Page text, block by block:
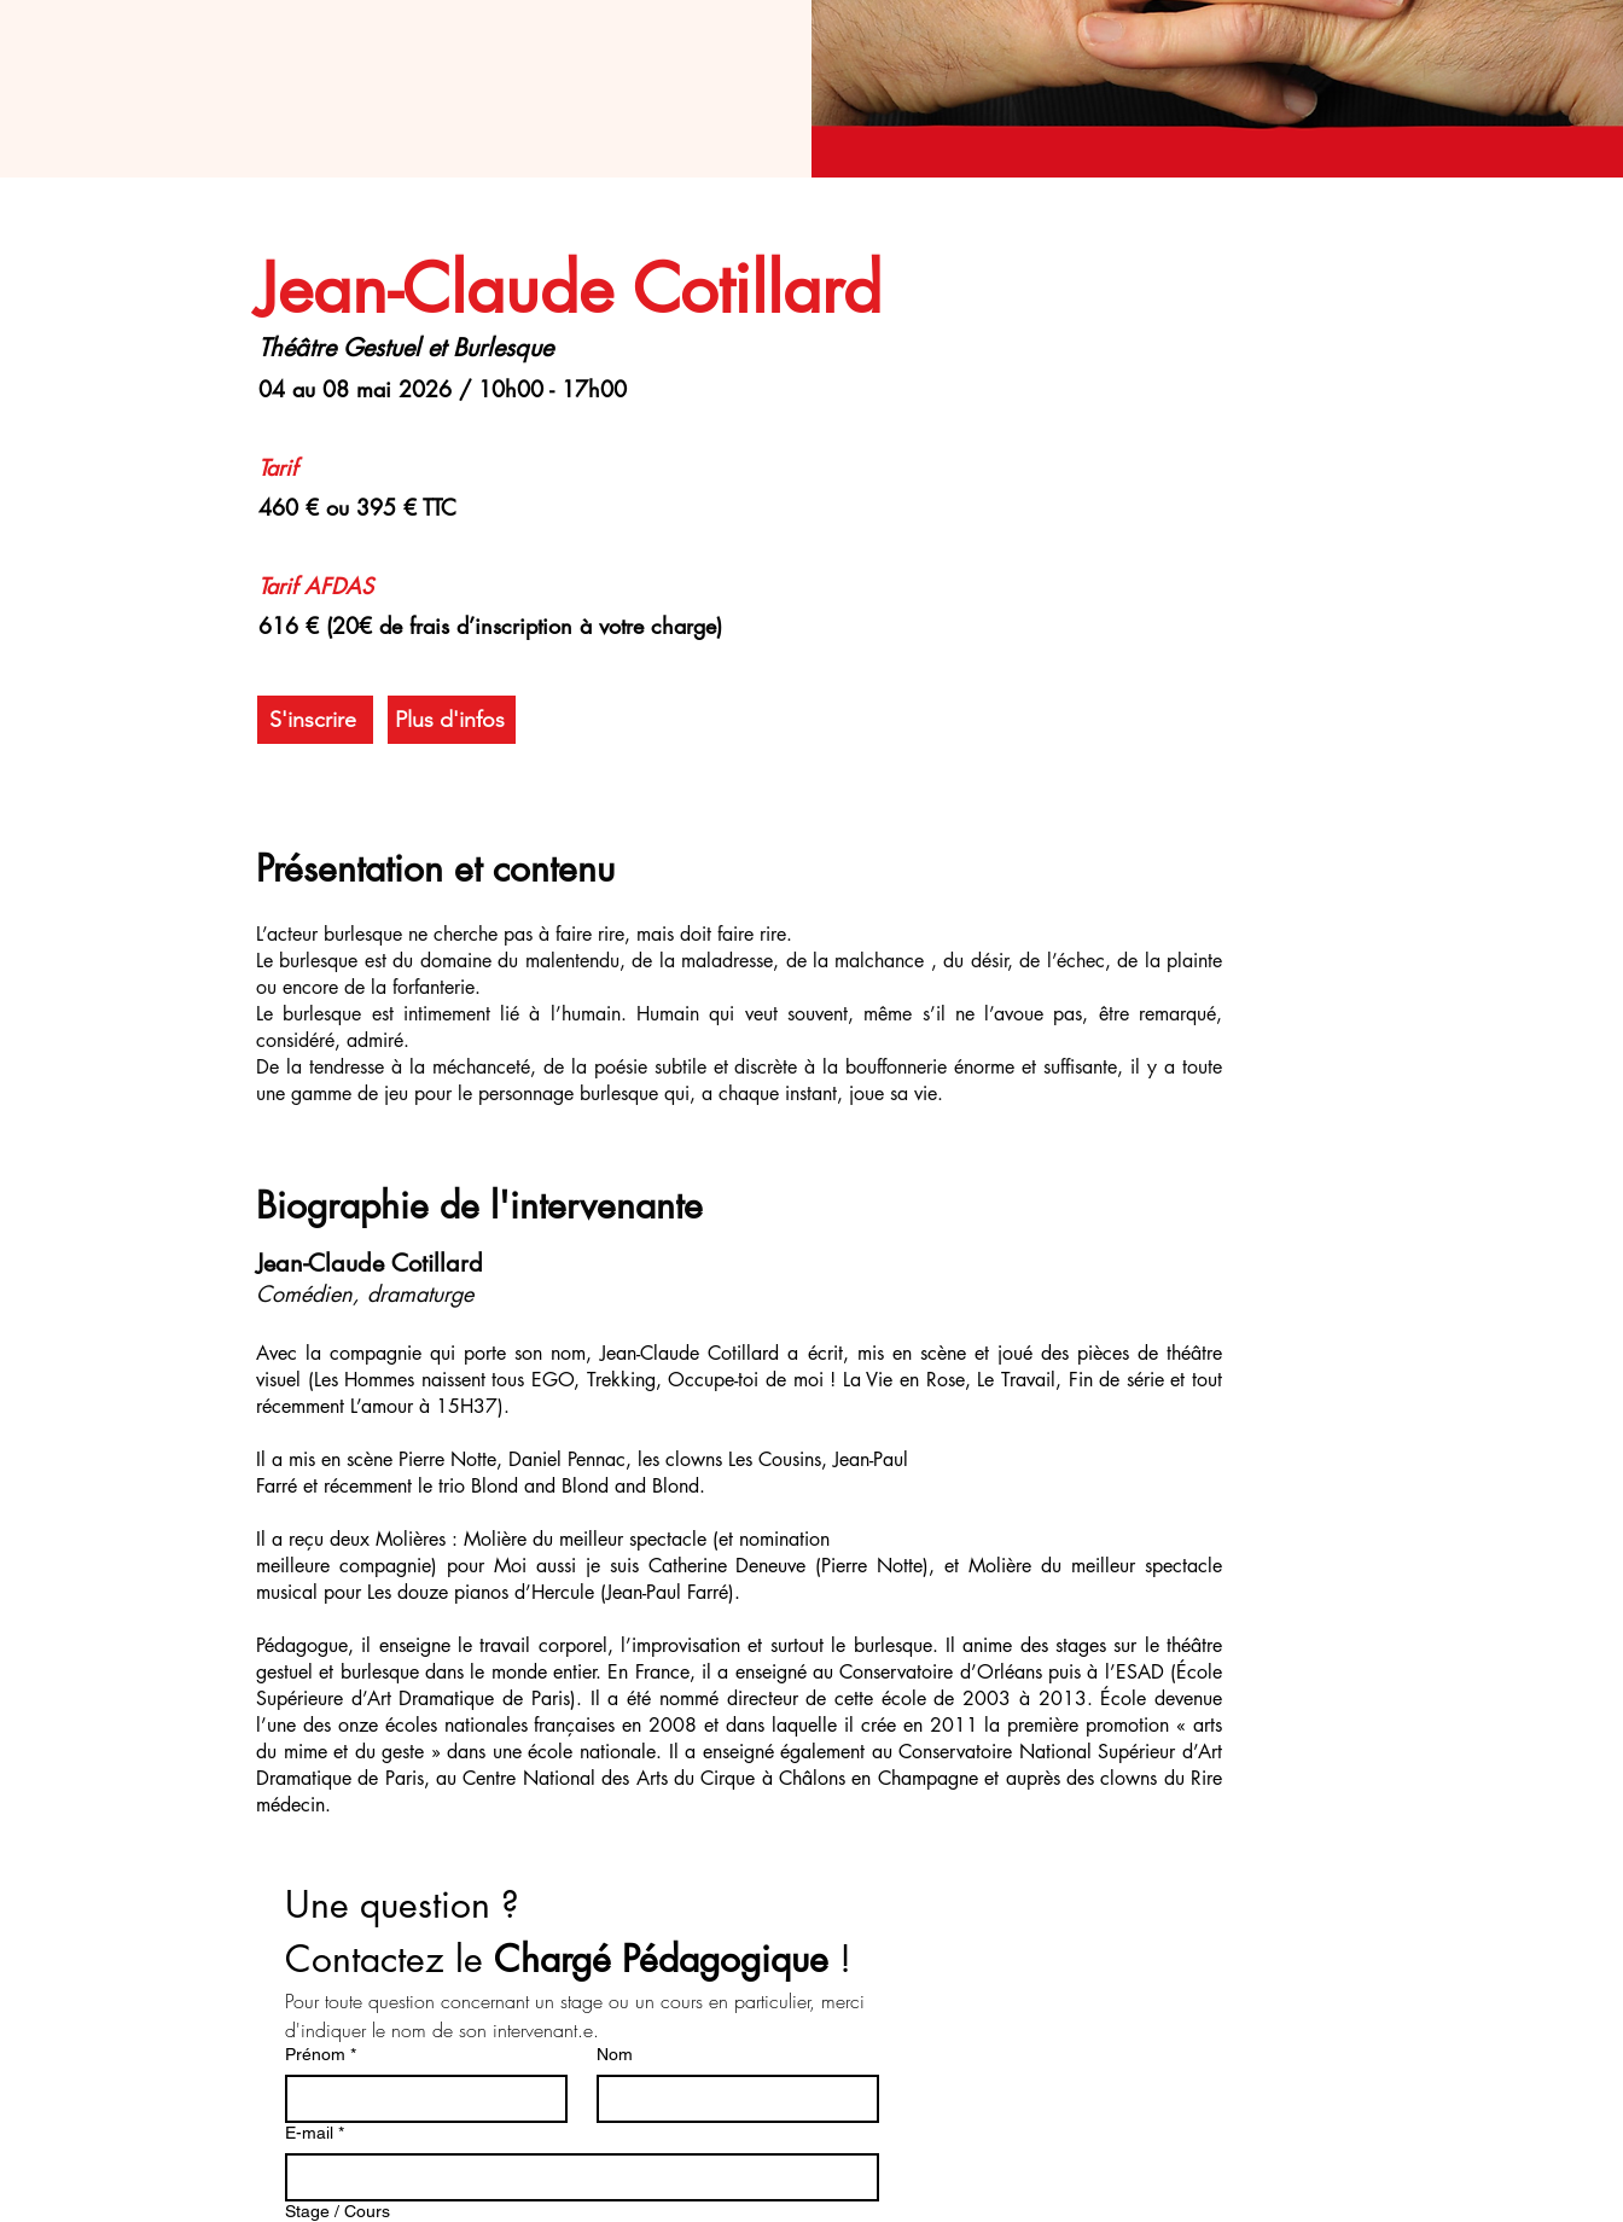
Jean-Claude Cotillard
Théâtre Gestuel et Burlesque
04 au 08 mai 2026 / 10h00 - 17h00
Tarif
460 € ou 395 € TTC
Tarif AFDAS
616 € (20€ de frais d’inscription à votre charge)
S'inscrire Plus d'infos
Présentation et contenu
L’acteur burlesque ne cherche pas à faire rire, mais doit faire rire.
Le burlesque est du domaine du malentendu, de la maladresse, de la malchance , du désir, de l’échec, de la plainte
ou encore de la forfanterie.
Le burlesque est intimement lié à l’humain. Humain qui veut souvent, même s’il ne l’avoue pas, être remarqué,
considéré, admiré.
De la tendresse à la méchanceté, de la poésie subtile et discrète à la bouffonnerie énorme et suffisante, il y a toute
une gamme de jeu pour le personnage burlesque qui, a chaque instant, joue sa vie.
Biographie de l'intervenante
Jean-Claude Cotillard
Comédien, dramaturge
Avec la compagnie qui porte son nom, Jean-Claude Cotillard a écrit, mis en scène et joué des pièces de théâtre
visuel (Les Hommes naissent tous EGO, Trekking, Occupe-toi de moi ! La Vie en Rose, Le Travail, Fin de série et tout
récemment L’amour à 15H37).
Il a mis en scène Pierre Notte, Daniel Pennac, les clowns Les Cousins, Jean-Paul
Farré et récemment le trio Blond and Blond and Blond.
Il a reçu deux Molières : Molière du meilleur spectacle (et nomination
meilleure compagnie) pour Moi aussi je suis Catherine Deneuve (Pierre Notte), et Molière du meilleur spectacle
musical pour Les douze pianos d’Hercule (Jean-Paul Farré).
Pédagogue, il enseigne le travail corporel, l’improvisation et surtout le burlesque. Il anime des stages sur le théâtre
gestuel et burlesque dans le monde entier. En France, il a enseigné au Conservatoire d’Orléans puis à l’ESAD (École
Supérieure d’Art Dramatique de Paris). Il a été nommé directeur de cette école de 2003 à 2013. École devenue
l’une des onze écoles nationales françaises en 2008 et dans laquelle il crée en 2011 la première promotion « arts
du mime et du geste » dans une école nationale. Il a enseigné également au Conservatoire National Supérieur d’Art
Dramatique de Paris, au Centre National des Arts du Cirque à Châlons en Champagne et auprès des clowns du Rire
médecin.
Une question ?
Contactez le Chargé Pédagogique !
Pour toute question concernant un stage ou un cours en particulier, merci
Prénom * Nom
E-mail *
Stage / Cours